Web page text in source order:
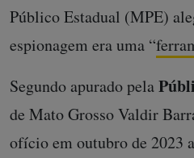
Público Estadual (MPE)
espionagem era uma “
Segundo apurado pela
de Mato Grosso Valdir
ofício em outubro de 2023